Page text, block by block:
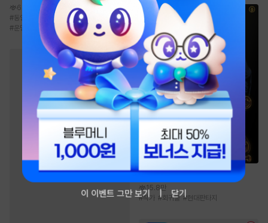
6.5만
#동양풍 #쾌활발랄녀 # 권선징악
계략남
#운명적사랑
소설 김 대표의 리라이프
15.8만
#작가 #회귀물 #현대판타지
이 이벤트 그만 보기 닫기